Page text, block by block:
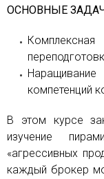
ОСНОВНЫЕ
компетенций
В этом курсе
изучение
«агрессивных
каждый брокер